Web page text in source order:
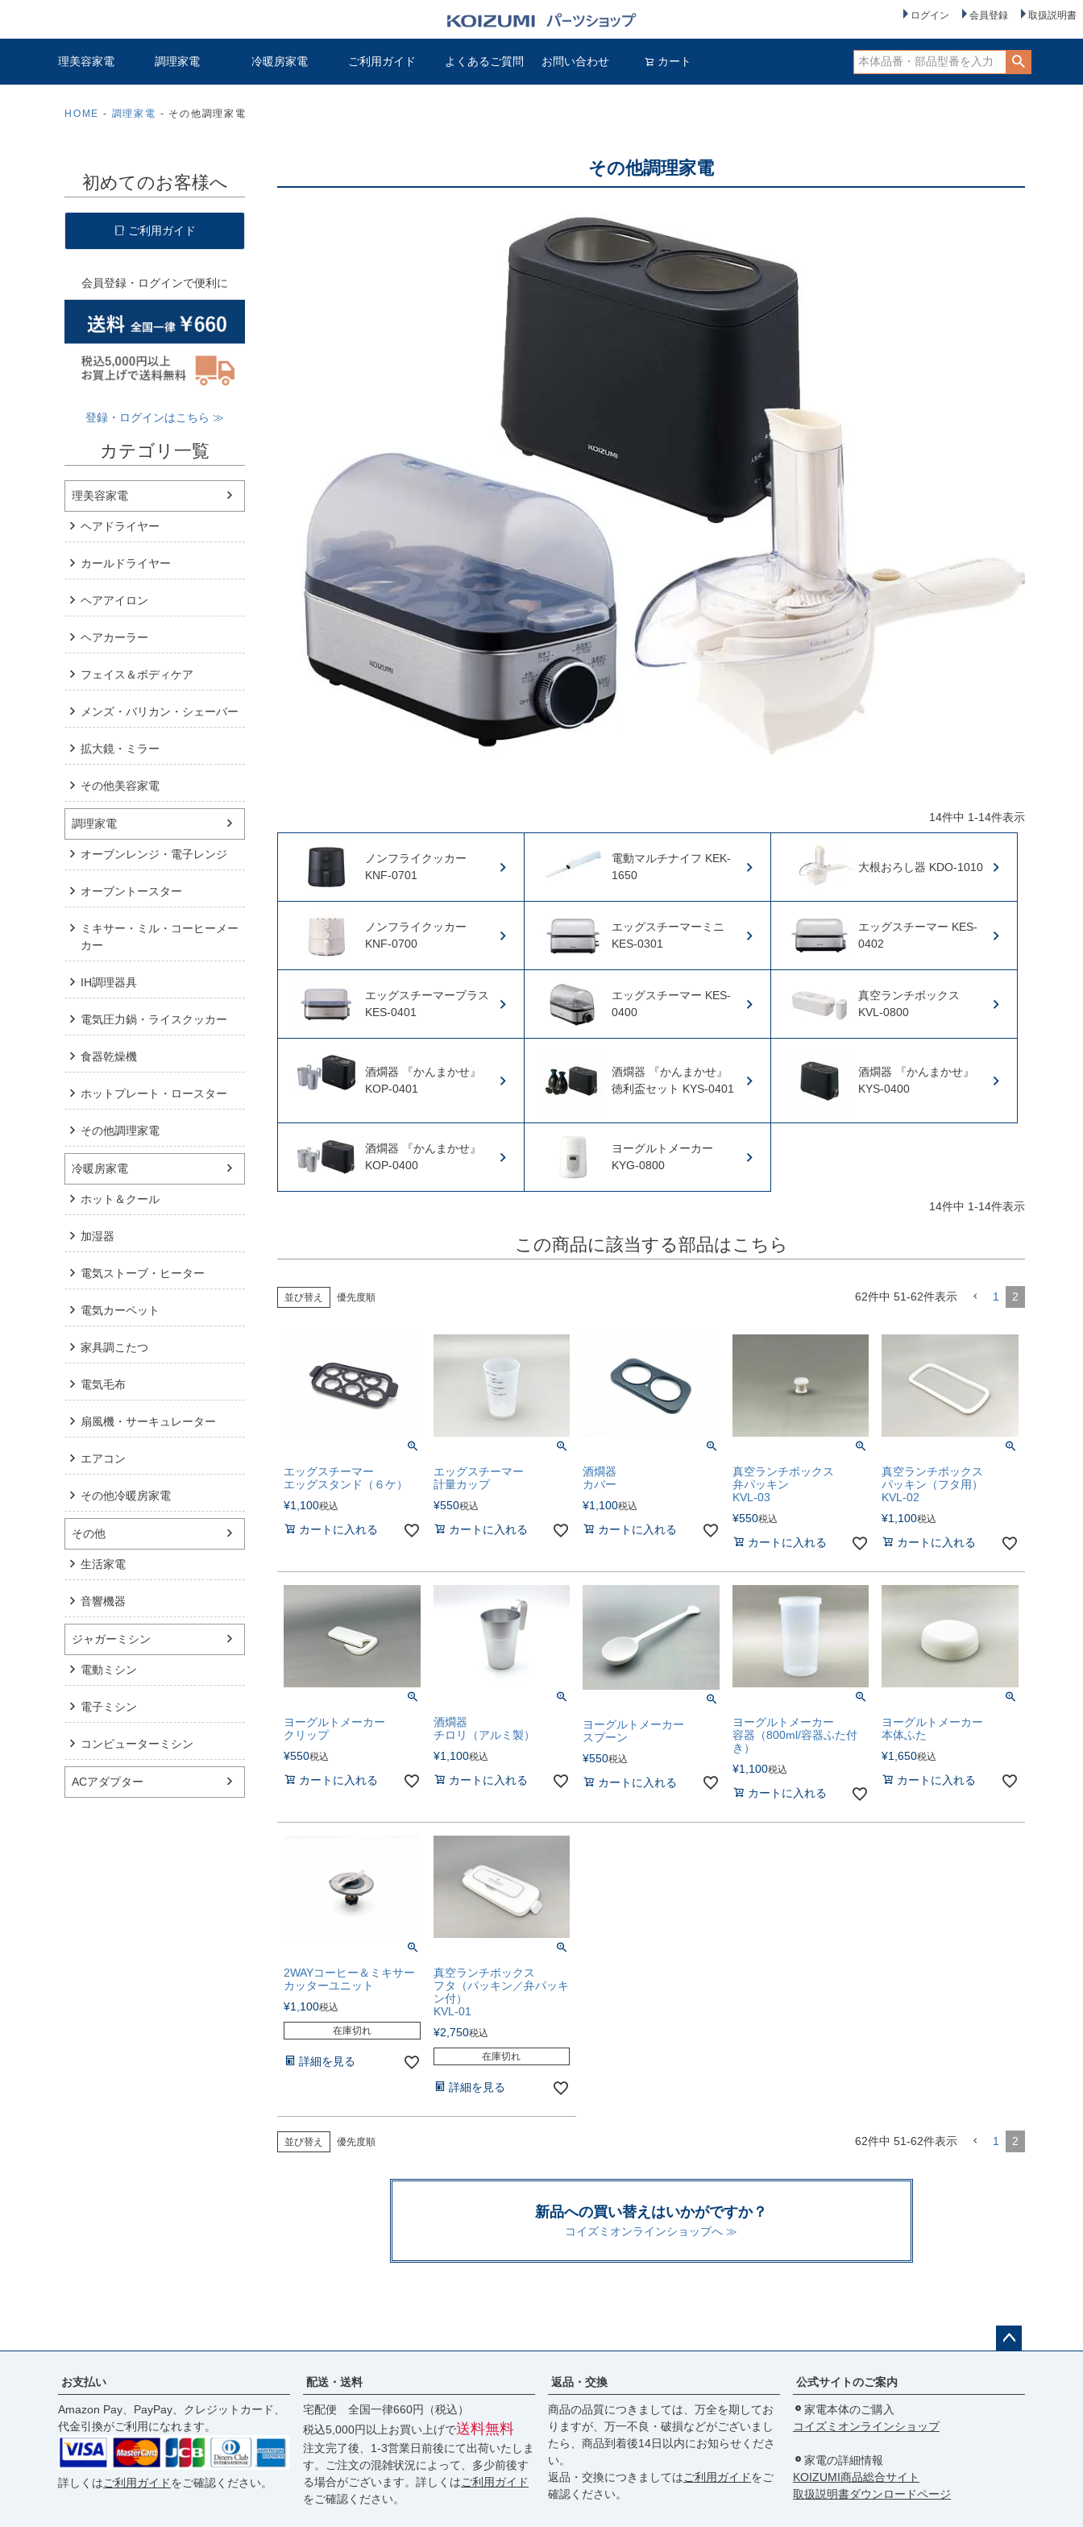
ログイン 会員登録 取扱説明書
理美容家電 調理家電 冷暖房家電 ご利用ガイド よくあるご質問 お問い合わせ カート
検索
HOME 調理家電 その他調理家電
初めてのお客様へ
ご利用ガイド
会員登録・ログインで便利に
登録・ログインはこちら ≫
カテゴリ一覧
理美容家電
ヘアドライヤー
カールドライヤー
ヘアアイロン
ヘアカーラー
フェイス＆ボディケア
メンズ・バリカン・シェーバー
拡大鏡・ミラー
その他美容家電
調理家電
オーブンレンジ・電子レンジ
オーブントースター
ミキサー・ミル・コーヒーメー
カー
IH調理器具
電気圧力鍋・ライスクッカー
食器乾燥機
ホットプレート・ロースター
その他調理家電
冷暖房家電
ホット＆クール
加湿器
電気ストーブ・ヒーター
電気カーペット
家具調こたつ
電気毛布
扇風機・サーキュレーター
エアコン
その他冷暖房家電
その他
生活家電
音響機器
ジャガーミシン
電動ミシン
電子ミシン
コンピューターミシン
ACアダプター
その他調理家電
14件中 1-14件表示
ノンフライクッカー
KNF-0701
電動マルチナイフ KEK-
1650
大根おろし器 KDO-1010
ノンフライクッカー
KNF-0700
エッグスチーマーミニ
KES-0301
エッグスチーマー KES-
0402
エッグスチーマープラス
KES-0401
エッグスチーマー KES-
0400
真空ランチボックス
KVL-0800
酒燗器 『かんまかせ』
KOP-0401
酒燗器 『かんまかせ』
徳利盃セット KYS-0401
酒燗器 『かんまかせ』
KYS-0400
酒燗器 『かんまかせ』
KOP-0400
ヨーグルトメーカー
KYG-0800
14件中 1-14件表示
この商品に該当する部品はこちら
並び替え 優先度順 62件中 51-62件表示 1 2
エッグスチーマー
エッグスタンド（６ケ）
¥1,100税込
カートに入れる
エッグスチーマー
計量カップ
¥550税込
カートに入れる
酒燗器
カバー
¥1,100税込
カートに入れる
真空ランチボックス
弁パッキン
KVL-03
¥550税込
カートに入れる
真空ランチボックス
パッキン（フタ用）
KVL-02
¥1,100税込
カートに入れる
ヨーグルトメーカー
クリップ
¥550税込
カートに入れる
酒燗器
チロリ（アルミ製）
¥1,100税込
カートに入れる
ヨーグルトメーカー
スプーン
¥550税込
カートに入れる
ヨーグルトメーカー
容器（800ml/容器ふた付
き）
¥1,100税込
カートに入れる
ヨーグルトメーカー
本体ふた
¥1,650税込
カートに入れる
2WAYコーヒー＆ミキサー
カッターユニット
¥1,100税込
在庫切れ
詳細を見る
真空ランチボックス
フタ（パッキン／弁パッキ
ン付）
KVL-01
¥2,750税込
在庫切れ
詳細を見る
並び替え 優先度順 62件中 51-62件表示 1 2
新品への買い替えはいかがですか？
コイズミオンラインショップへ ≫
ップ
お支払い
Amazon Pay、PayPay、クレジットカード、
代金引換がご利用になれます。
詳しくはご利用ガイドをご確認ください。
配送・送料
宅配便 全国一律660円（税込）
税込5,000円以上お買い上げで送料無料
注文完了後、1-3営業日前後にて出荷いたしま
す。ご注文の混雑状況によって、多少前後す
る場合がございます。詳しくはご利用ガイド
をご確認ください。
返品・交換
商品の品質につきましては、万全を期してお
りますが、万一不良・破損などがございまし
たら、商品到着後14日以内にお知らせくださ
い。
返品・交換につきましてはご利用ガイドをご
確認ください。
公式サイトのご案内
家電本体のご購入
コイズミオンラインショップ
家電の詳細情報
KOIZUMI商品総合サイト
取扱説明書ダウンロードページ